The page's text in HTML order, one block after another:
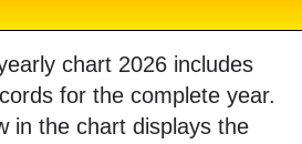
chart 2026 includes
for the complete year.
in the chart displays the